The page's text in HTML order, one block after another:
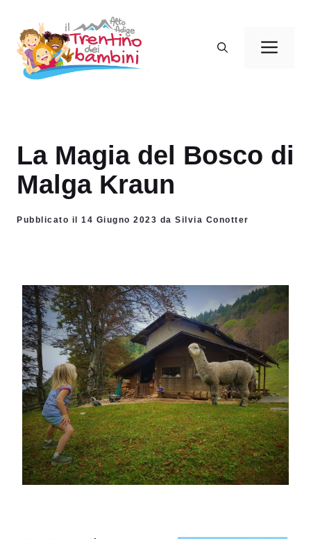
contenuto
La Magia del Bosco di
Malga Kraun
Pubblicato il 14 Giugno 2023 da Silvia Conotter